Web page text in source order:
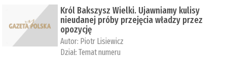
Król Bakszysz Wielki. Ujawniamy kulisy
nieudanej próby przejęcia władzy przez
opozycję
Autor: Piotr Lisiewicz
Dział:Temat numeru